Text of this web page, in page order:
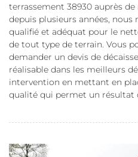
terrassement 38930 auprès
depuis plusieurs années,
qualifié et adéquat pour le
de tout type de terrain. Vous
demander un devis de
réalisable dans les meilleurs
intervention en mettant en
qualité qui permet un résultat